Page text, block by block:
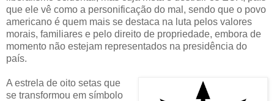
que ele vê como a personificação do mal, sendo que o povo
americano é quem mais se destaca na luta pelos valores
morais, familiares e pelo direito de propriedade, embora de
momento não estejam representados na presidência do
país.
A estrela de oito setas que
se transformou em símbolo